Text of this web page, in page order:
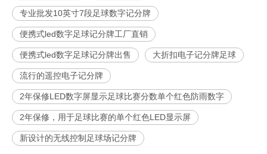
专业批发10英寸7段足球数字记分牌
便携式led数字足球记分牌工厂直销
便携式led数字足球记分牌出售 大折扣电子记分牌足球
流行的遥控电子记分牌
2年保修LED数字屏显示足球比赛分数单个红色防雨数字
2年保修，用于足球比赛的单个红色LED显示屏
新设计的无线控制足球场记分牌